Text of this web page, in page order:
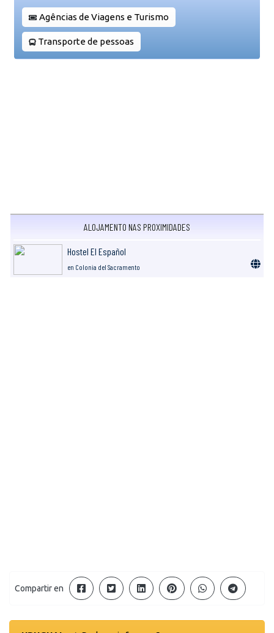
Agências de Viagens e Turismo
Transporte de pessoas
ALOJAMENTO NAS PROXIMIDADES
Hostel El Español
en Colonia del Sacramento
Compartir en